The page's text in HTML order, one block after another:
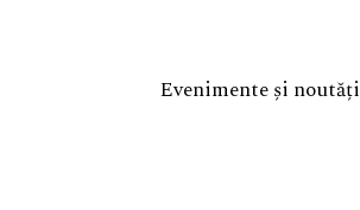
Evenimente și noutăți